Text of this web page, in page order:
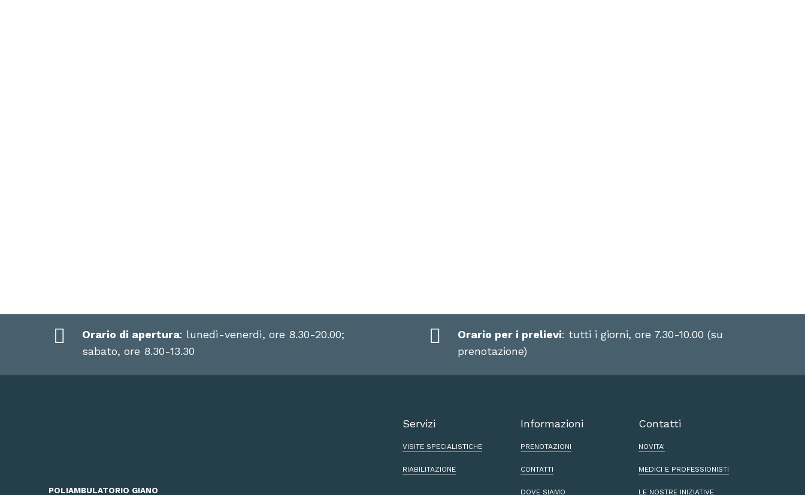
Orario di apertura: lunedì-venerdì, ore 8.30-20.00;
sabato, ore 8.30-13.30
Orario per i prelievi: tutti i giorni, ore 7.30-10.00 (su
prenotazione)
POLIAMBULATORIO GIANO
Servizi
VISITE SPECIALISTICHE
RIABILITAZIONE
Informazioni
PRENOTAZIONI
CONTATTI
DOVE SIAMO
Contatti
NOVITA'
MEDICI E PROFESSIONISTI
LE NOSTRE INIZIATIVE